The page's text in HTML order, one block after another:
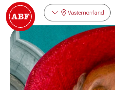
Västernorrland